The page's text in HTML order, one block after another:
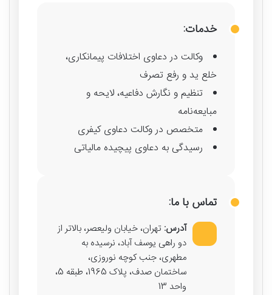
خدمات:
وکالت در دعاوی اختلافات پیمانکاری،
خلع ید و رفع تصرف
تنظیم و نگارش دفاعیه، لایحه و
مبایعه‌نامه
متخصص در وکالت دعاوی کیفری
رسیدگی به دعاوی پیچیده مالیاتی
تماس با ما:
آدرس: تهران، خیابان ولیعصر، بالاتر از
دو راهی یوسف آباد، نرسیده به
مطهری، جنب کوچه نوروزی،
ساختمان صدف، پلاک 1965، طبقه 5،
واحد 13